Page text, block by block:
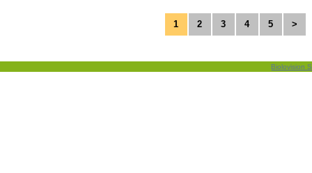
1 2 3 4 5 >
Biolovision